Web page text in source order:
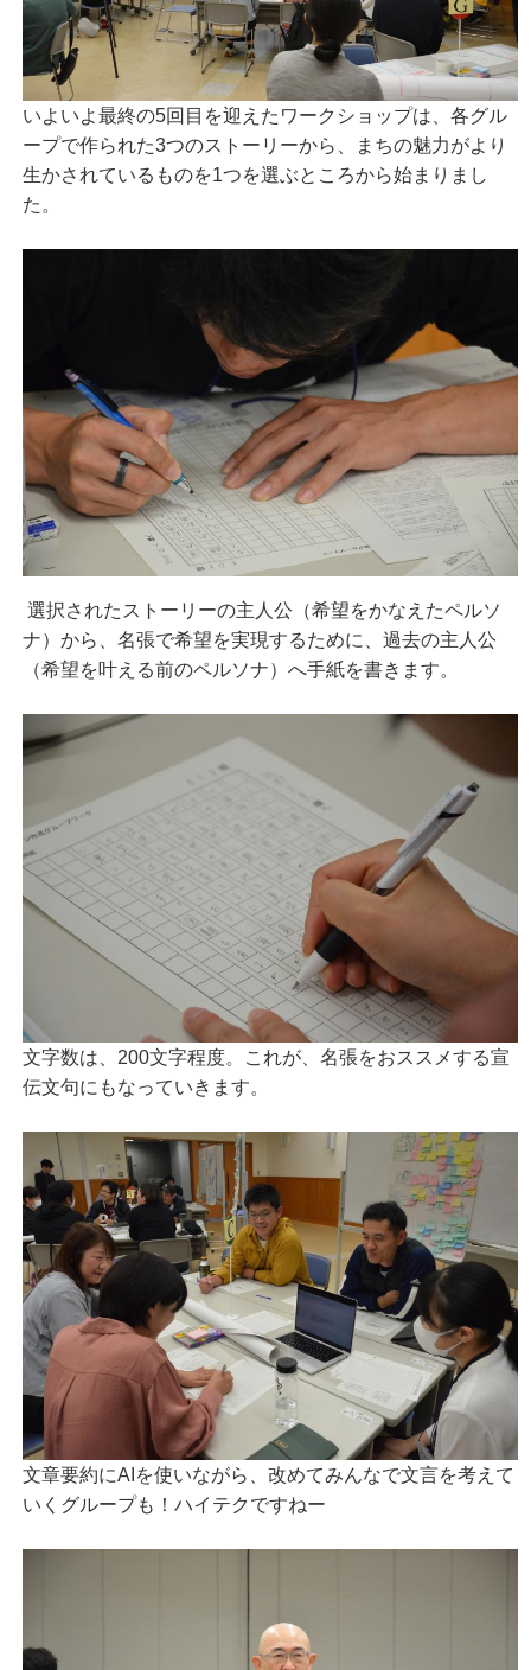
いよいよ最終の5回目を迎えたワークショップは、各グル
ープで作られた3つのストーリーから、まちの魅力がより
生かされているものを1つを選ぶところから始まりまし
た。
選択されたストーリーの主人公（希望をかなえたペルソ
ナ）から、名張で希望を実現するために、過去の主人公
（希望を叶える前のペルソナ）へ手紙を書きます。
文字数は、200文字程度。これが、名張をおススメする宣
伝文句にもなっていきます。
文章要約にAIを使いながら、改めてみんなで文言を考えて
いくグループも！ハイテクですねー